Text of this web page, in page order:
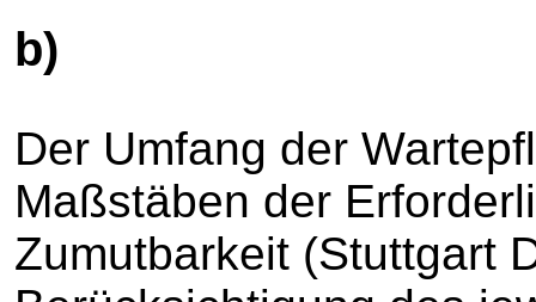
b)
Der Umfang der
Maßstäben der
Zumutbarkeit (Stuttgart